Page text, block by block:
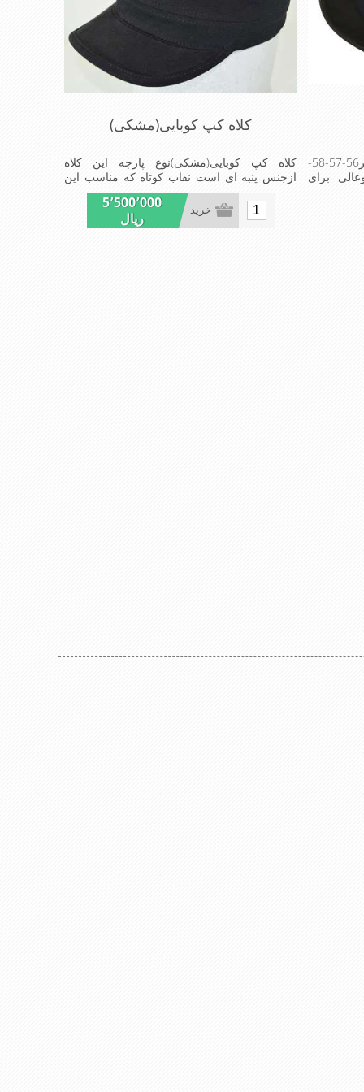
کلاه شاپو(پورک پای) این کلاه در5سایز56-57-58-
برای
کلاه کپ کوبایی(مشکی)
کلاه کپ کوبایی(مشکی)نوع پارچه این کلاه
ازجنس پنبه ای است نقاب کوتاه که مناسب این
شکل ازکلاه است شیک ومناسب افراد خوش
پوش جنس عالی,دوخت مناسب,سبکی,خوش
فرمی ازدیگرخصوصیات این کلاه می باشند
5٬500٬000
ریال
خرید